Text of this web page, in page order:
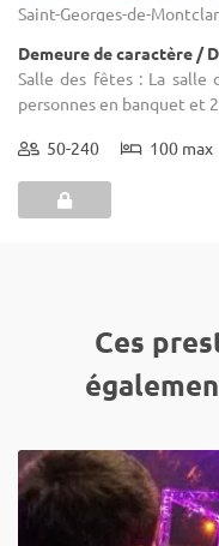
Saint-Georges-de-
Demeure de caractère /
Salle des fêtes : La salle
personnes en banquet et
50-240 100 max
Ces